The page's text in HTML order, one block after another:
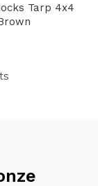
Tarp 4x4